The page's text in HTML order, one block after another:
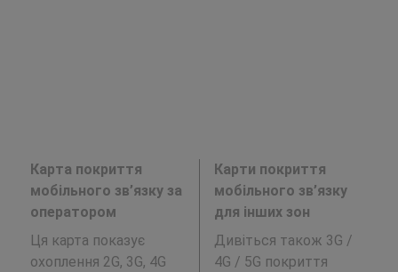
Карта покриття
мобільного зв’язку за
оператором
Ця карта показує
охоплення 2G, 3G, 4G
Карти покриття
мобільного зв’язку
для інших зон
Дивіться також 3G /
4G / 5G покриття